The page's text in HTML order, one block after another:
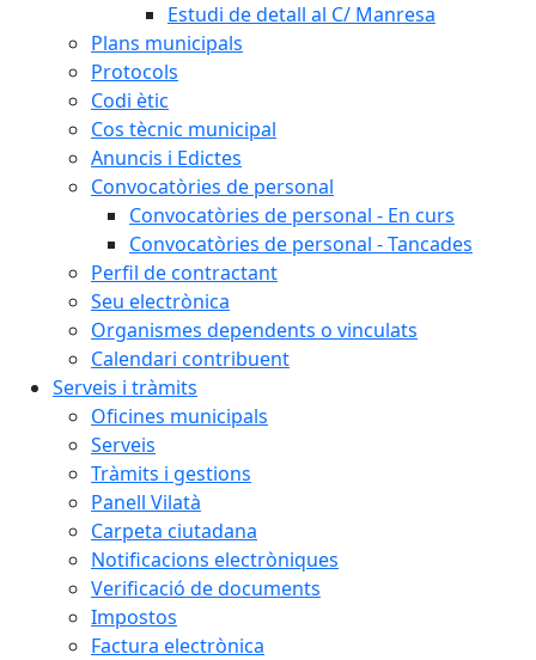
Estudi de detall al C/ Manresa
Plans municipals
Protocols
Codi ètic
Cos tècnic municipal
Anuncis i Edictes
Convocatòries de personal
Convocatòries de personal - En curs
Convocatòries de personal - Tancades
Perfil de contractant
Seu electrònica
Organismes dependents o vinculats
Calendari contribuent
Serveis i tràmits
Oficines municipals
Serveis
Tràmits i gestions
Panell Vilatà
Carpeta ciutadana
Notificacions electròniques
Verificació de documents
Impostos
Factura electrònica